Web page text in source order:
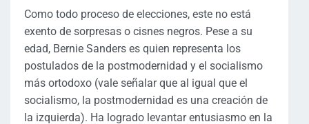
Como todo proceso de elecciones, este no está
exento de sorpresas o cisnes negros. Pese a su
edad, Bernie Sanders es quien representa los
postulados de la postmodernidad y el socialismo
más ortodoxo (vale señalar que al igual que el
socialismo, la postmodernidad es una creación de
la izquierda). Ha logrado levantar entusiasmo en la